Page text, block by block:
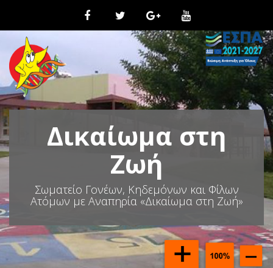
τ
η
σ
τ
ο
π
ε
ρ
χ
ό
μ
ε
ν
ο
Δικαίωμα στη
Ζωή
Σωματείο Γονέων, Κηδεμόνων και Φίλων
Ατόμων με Αναπηρία «Δικαίωμα στη Ζωή»